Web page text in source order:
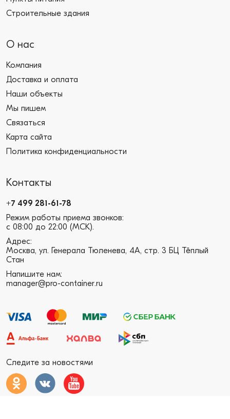
Строительные здания
О нас
Компания
Доставка и оплата
Наши объекты
Мы пишем
Связаться
Карта сайта
Политика конфиденциальности
Контакты
+7 499 281-61-78
Режим работы приема звонков:
с 08:00 до 22:00 (МСК).
Адрес:
Москва, ул. Генерала Тюленева, 4А, стр. 3 БЦ Тёплый
Стан
Напишите нам:
manager@pro-container.ru
Следите за новостями